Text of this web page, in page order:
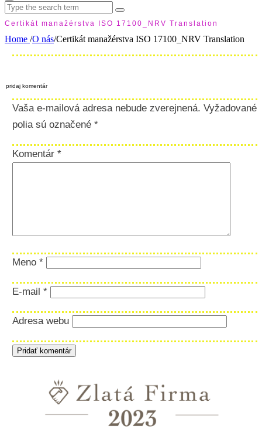
Search
for:
Certikát manažérstva ISO 17100_NRV Translation
Home /O nás/Certikát manažérstva ISO 17100_NRV Translation
pridaj komentár
Vaša e-mailová adresa nebude zverejnená. Vyžadované
polia sú označené *
Komentár *
Meno *
E-mail *
Adresa webu